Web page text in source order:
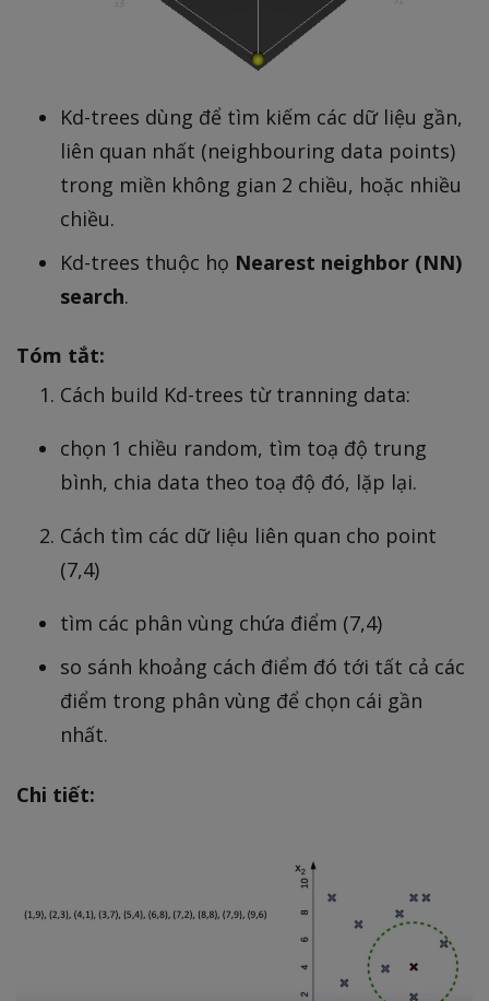
Kd-trees dùng để tìm kiếm các dữ liệu gần,
liên quan nhất (neighbouring data points)
trong miền không gian 2 chiều, hoặc nhiều
chiều.
Kd-trees thuộc họ Nearest neighbor (NN)
search.
Tóm tắt:
Cách build Kd-trees từ tranning data:
chọn 1 chiều random, tìm toạ độ trung
bình, chia data theo toạ độ đó, lặp lại.
Cách tìm các dữ liệu liên quan cho point
(7,4)
tìm các phân vùng chứa điểm (7,4)
so sánh khoảng cách điểm đó tới tất cả các
điểm trong phân vùng để chọn cái gần
nhất.
Chi tiết: